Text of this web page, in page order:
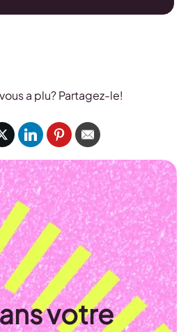
a plu? Partagez-le!
votre